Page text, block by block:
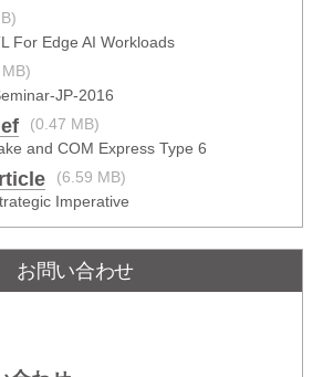
For Edge AI Workloads
JP-2016
(0.47 MB)
and COM Express Type 6
(6.59 MB)
Imperative
お問い合わせ